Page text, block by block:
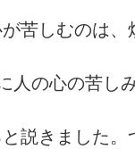
苦しむのは、
人の心の苦し
説きました。